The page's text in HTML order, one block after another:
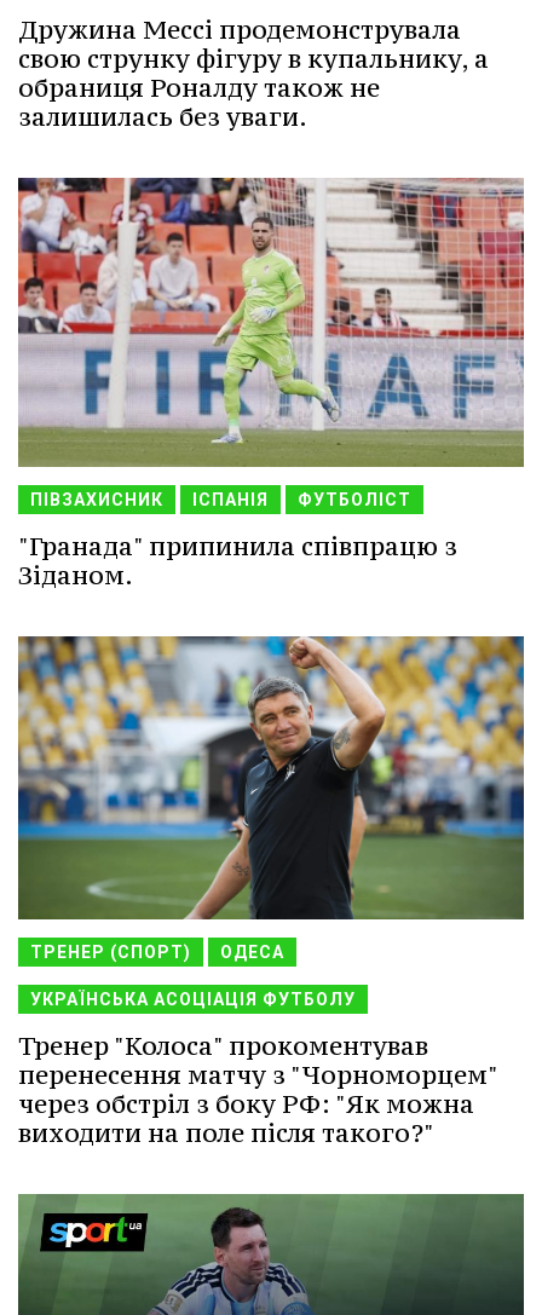
Дружина Мессі продемонструвала
свою струнку фігуру в купальнику, а
обраниця Роналду також не
залишилась без уваги.
ПІВЗАХИСНИК ІСПАНІЯ ФУТБОЛІСТ
"Гранада" припинила співпрацю з
Зіданом.
ТРЕНЕР (СПОРТ) ОДЕСА
УКРАЇНСЬКА АСОЦІАЦІЯ ФУТБОЛУ
Тренер "Колоса" прокоментував
перенесення матчу з "Чорноморцем"
через обстріл з боку РФ: "Як можна
виходити на поле після такого?"